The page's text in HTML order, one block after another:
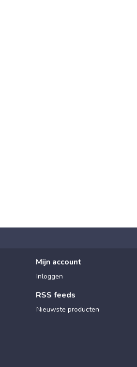
Mijn account
Inloggen
RSS feeds
Nieuwste producten